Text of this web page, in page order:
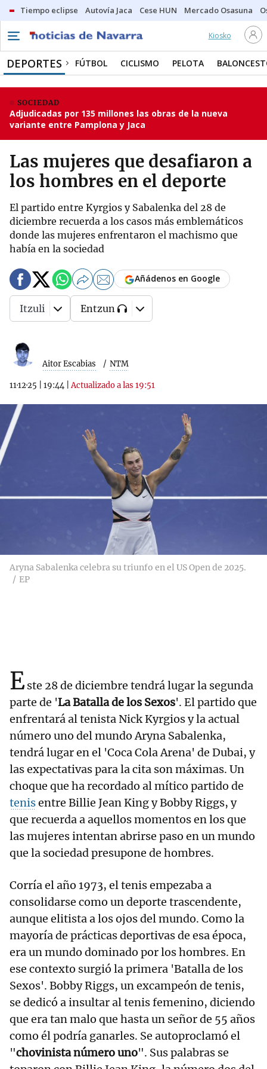
Tiempo eclipse Autovía Jaca Cese HUN Mercado Osasuna
Kiosko
DEPORTES FÚTBOL CICLISMO PELOTA
SOCIEDAD
Adjudicadas por 135 millones las obras de la nueva
variante entre Pamplona y Jaca
Las mujeres que desafiaron a
los hombres en el deporte
El partido entre Kyrgios y Sabalenka del 28 de
diciembre recuerda a los casos más emblemáticos
donde las mujeres enfrentaron el machismo que
había en la sociedad
Aitor Escabias NTM
11·12·25 19:44 |Actualizado a las 19:51
Añádenos en Google
Itzuli Entzun
Aryna Sabalenka celebra su triunfo en el US Open de 2025.
EP
Este 28 de diciembre tendrá lugar la segunda
parte de 'La Batalla de los Sexos'. El partido que
enfrentará al tenista Nick Kyrgios y la actual
número uno del mundo Aryna Sabalenka,
tendrá lugar en el 'Coca Cola Arena' de Dubai, y
las expectativas para la cita son máximas. Un
choque que ha recordado al mítico partido de
tenisentre Billie Jean King y Bobby Riggs, y
que recuerda a aquellos momentos en los que
las mujeres intentan abrirse paso en un mundo
que la sociedad presupone de hombres.
Corría el año 1973, el tenis empezaba a
consolidarse como un deporte trascendente,
aunque elitista a los ojos del mundo. Como la
mayoría de prácticas deportivas de esa época,
era un mundo dominado por los hombres. En
ese contexto surgió la primera 'Batalla de los
Sexos'. Bobby Riggs, un excampeón de tenis,
se dedicó a insultar al tenis femenino, diciendo
que era tan malo que hasta un señor de 55 años
como él podría ganarles. Se autoproclamó el
"chovinista número uno". Sus palabras se